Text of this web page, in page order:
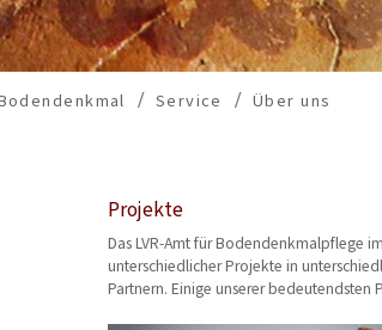
Service Über uns
Projekte
Das LVR-Amt für Bodendenkmalpflege
unterschiedlicher Projekte in
Partnern. Einige unserer